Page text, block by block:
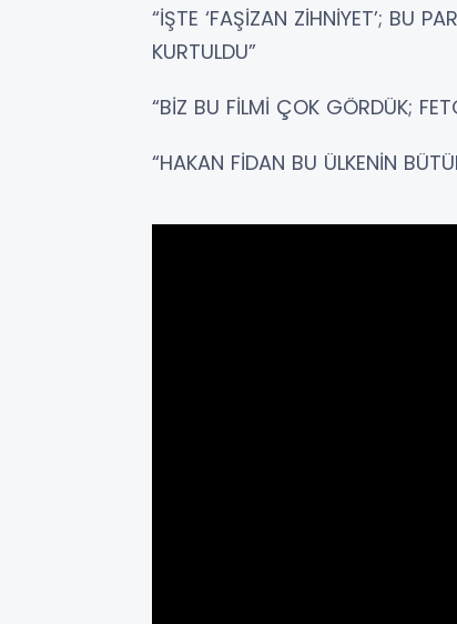
“İŞTE ‘FAŞİZAN ZİHNİYET’; BU
KURTULDU”
“BİZ BU FİLMİ ÇOK GÖRDÜK;
“HAKAN FİDAN BU ÜLKENİN